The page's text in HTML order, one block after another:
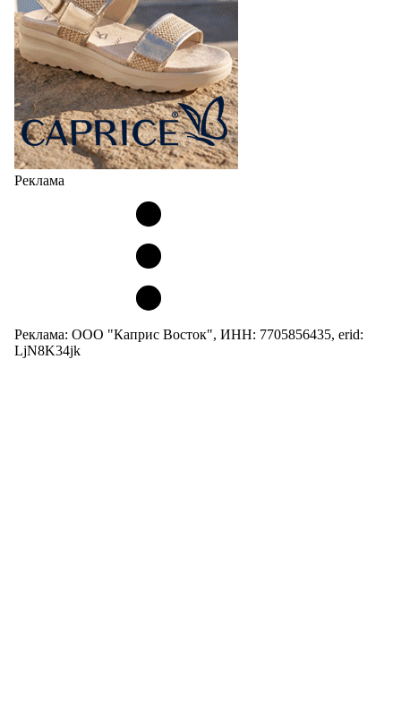
Реклама
Реклама: ООО "Каприс Восток", ИНН: 7705856435, erid:
LjN8K34jk